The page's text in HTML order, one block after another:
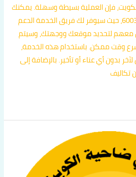
فإن العملية بسيطة وسهلة. يمكنك
الاتصال على الرقم 60036648، حيث سيوفر لك فريق الخدمة الدعم
معهم لتحديد موقعك ووجهتك، وسيتم
وقت ممكن. باستخدام هذه الخدمة،
بدون أي عناء أو تأخير. بالإضافة إلى
تكاليف